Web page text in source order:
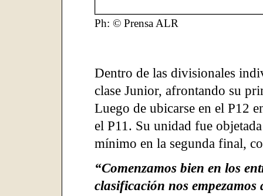
Ph: © Prensa ALR
Dentro de las divisionales
clase Junior, afrontando su
Luego de ubicarse en el P12
el P11. Su unidad fue
mínimo en la segunda final,
“Comenzamos bien en los
clasificación nos